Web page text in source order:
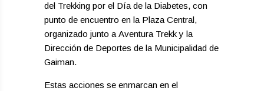
del Trekking por el Día de la Diabetes, con
punto de encuentro en la Plaza Central,
organizado junto a Aventura Trekk y la
Dirección de Deportes de la Municipalidad de
Gaiman.
Estas acciones se enmarcan en el